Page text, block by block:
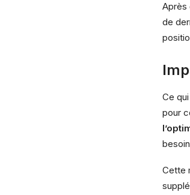
Après
de
Ce
pour
Cette